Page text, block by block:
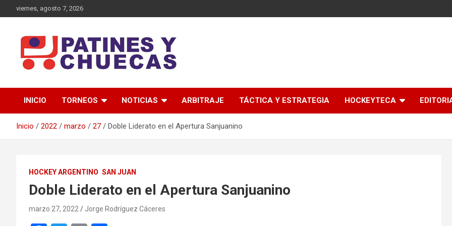
al
viernes, agosto 7, 2026
Patines y Chuecas
INICIO TORNEOS NOTICIAS ARBITRAJE TÁCTICA Y ESTRATEGIA HOCKEYTECA
Inicio 2022 marzo 27 Doble Liderato en el Apertura Sanjuanino
HOCKEY ARGENTINO SAN JUAN
Doble Liderato en el Apertura Sanjuanino
marzo 27, 2022 Jorge Rodríguez Cáceres